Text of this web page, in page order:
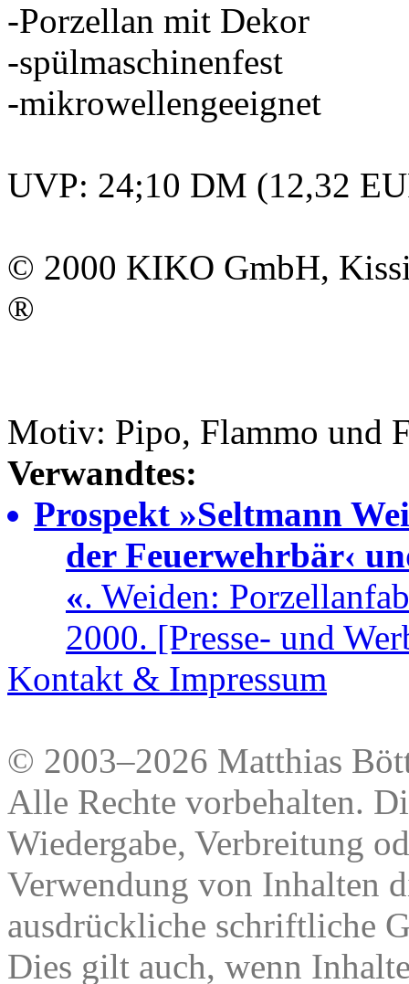
-Porzellan mit Dekor
-spülmaschinenfest
-mikrowellengeeignet
UVP: 24;10 DM (12,32
© 2000 KIKO GmbH,
®
Motiv: Pipo, Flammo und
Verwandtes:
Prospekt »Seltmann
der Feuerwehrbär‹
«. Weiden:
2000. [Presse- und
Kontakt & Impressum
© 2003–2026 Matthias
Alle Rechte vorbehalten.
Wiedergabe, Verbreitung
Verwendung von Inhalten
ausdrückliche schriftliche
Dies gilt auch, wenn